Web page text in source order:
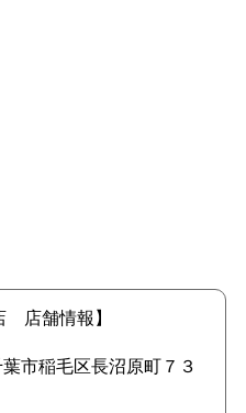
店舗情報】
市稲毛区長沼原町７３